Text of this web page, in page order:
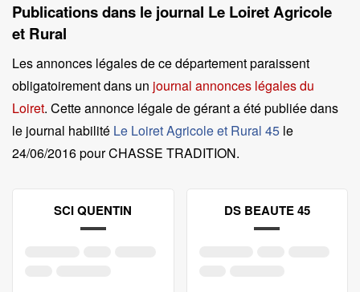
Publications dans le journal Le Loiret Agricole
et Rural
Les annonces légales de ce département paraissent
obligatoirement dans un journal annonces légales du
Loiret. Cette annonce légale de gérant a été publiée dans
le journal habilité Le Loiret Agricole et Rural 45 le
24/06/2016 pour CHASSE TRADITION.
SCI QUENTIN DS BEAUTE 45